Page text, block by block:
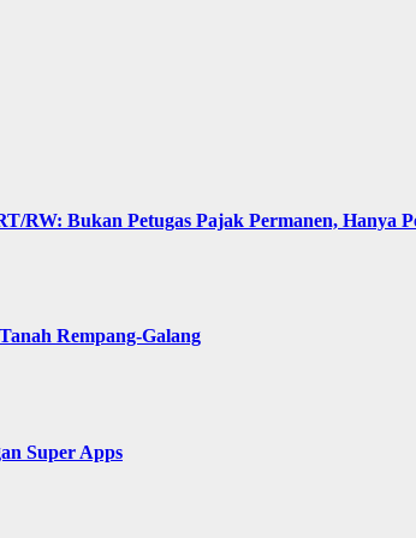
RW: Bukan Petugas Pajak Permanen, Hanya
Rempang-Galang
Super Apps